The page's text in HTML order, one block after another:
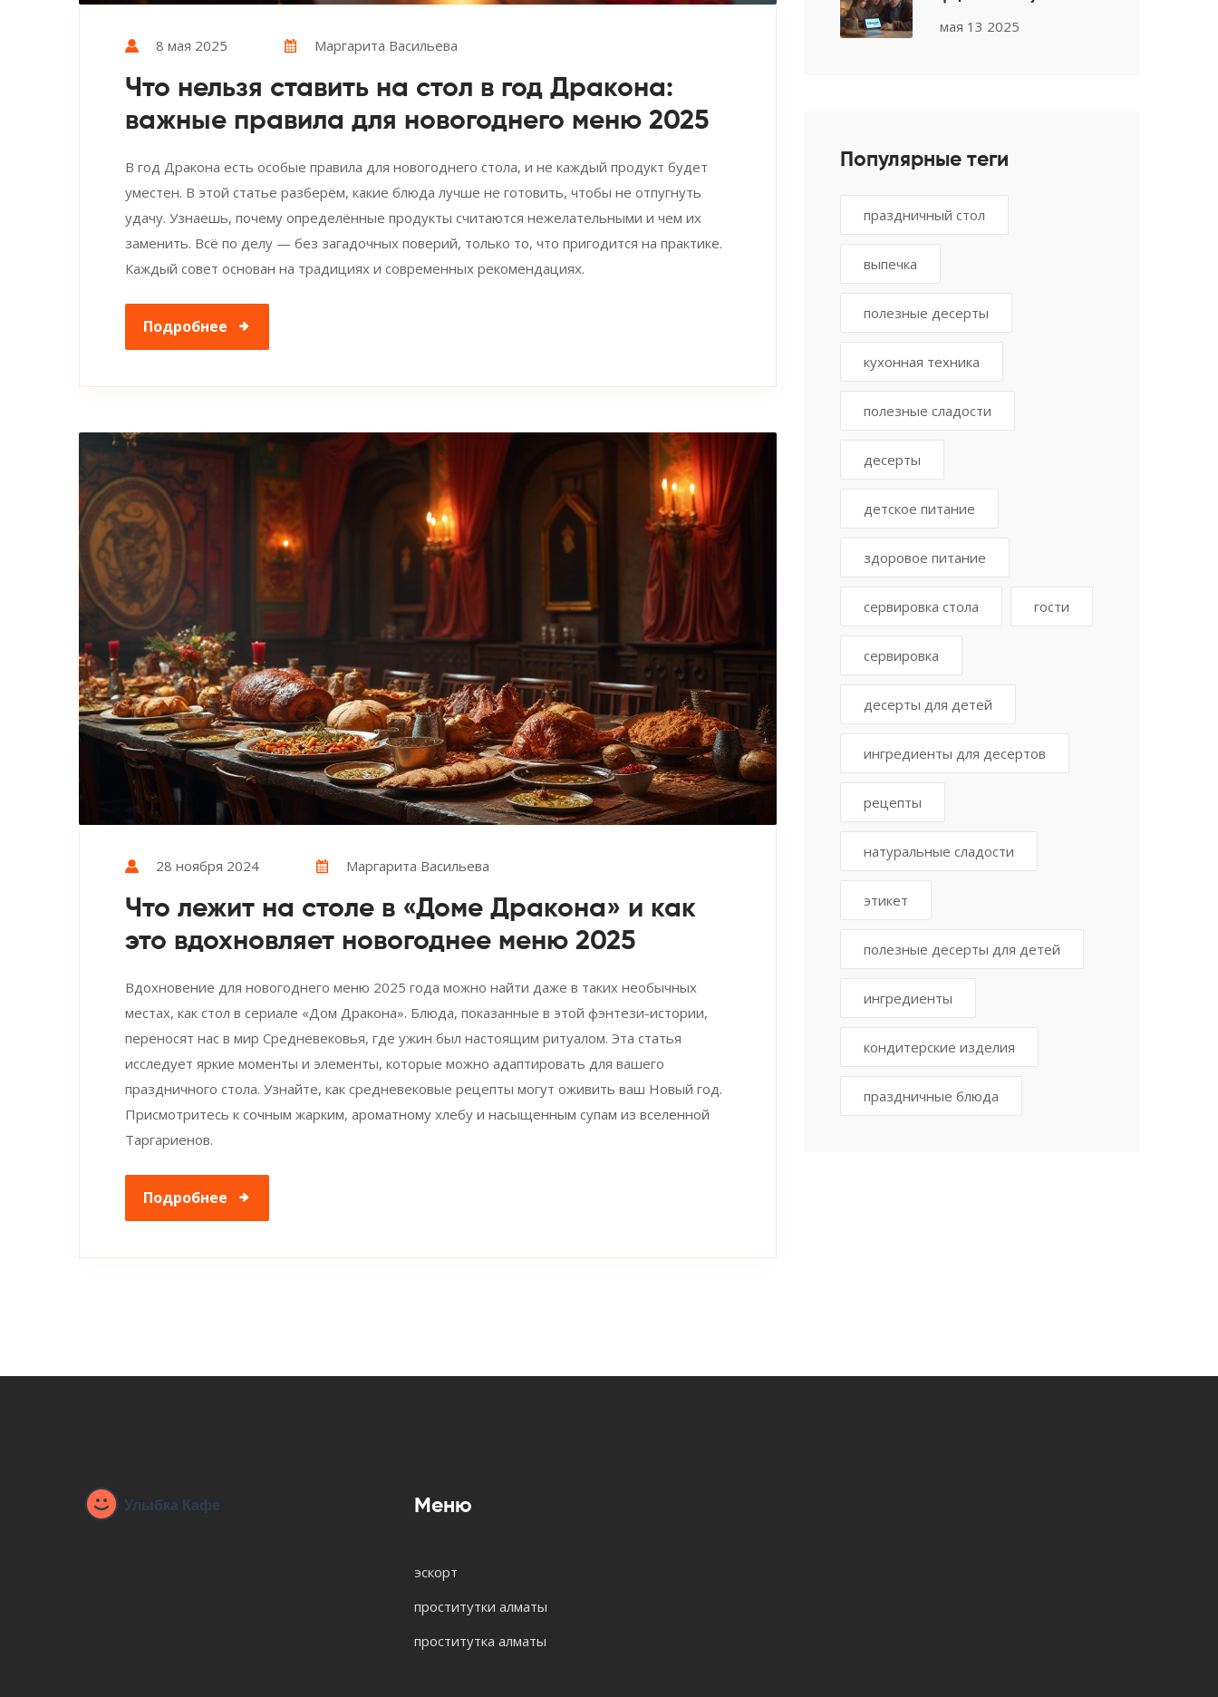
8 мая 2025 Маргарита Васильева
Что нельзя ставить на стол в год Дракона:
важные правила для новогоднего меню 2025
В год Дракона есть особые правила для новогоднего стола, и не каждый продукт будет
уместен. В этой статье разберём, какие блюда лучше не готовить, чтобы не отпугнуть
удачу. Узнаешь, почему определённые продукты считаются нежелательными и чем их
заменить. Всё по делу — без загадочных поверий, только то, что пригодится на практике.
Каждый совет основан на традициях и современных рекомендациях.
Подробнее
28 ноября 2024 Маргарита Васильева
Что лежит на столе в «Доме Дракона» и как
это вдохновляет новогоднее меню 2025
Вдохновение для новогоднего меню 2025 года можно найти даже в таких необычных
местах, как стол в сериале «Дом Дракона». Блюда, показанные в этой фэнтези-истории,
переносят нас в мир Средневековья, где ужин был настоящим ритуалом. Эта статья
исследует яркие моменты и элементы, которые можно адаптировать для вашего
праздничного стола. Узнайте, как средневековые рецепты могут оживить ваш Новый год.
Присмотритесь к сочным жарким, ароматному хлебу и насыщенным супам из вселенной
Таргариенов.
Подробнее
главный ребрендинг
мая 13 2025
Популярные теги
праздничный стол
выпечка
полезные десерты
кухонная техника
полезные сладости
десерты
детское питание
здоровое питание
сервировка стола гости
сервировка
десерты для детей
ингредиенты для десертов
рецепты
натуральные сладости
этикет
полезные десерты для детей
ингредиенты
кондитерские изделия
праздничные блюда
Меню
эскорт
проститутки алматы
проститутка алматы